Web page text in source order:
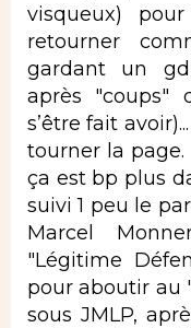
visqueux)
retourner
gardant un gd
après "coups"
s’être fait
tourner la
ça est bp plus
suivi 1 peu le
Marcel
"Légitime
pour aboutir au
sous JMLP,